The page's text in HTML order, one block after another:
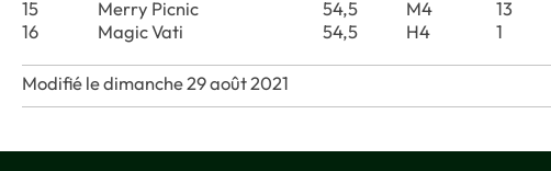
15
Merry Picnic 54,5 M4 13
16
Magic Vati 54,5 H4 1
Modifié le dimanche 29 août 2021